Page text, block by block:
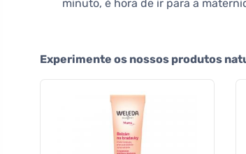
minuto, é hora de ir para a
Experimente os nossos produtos